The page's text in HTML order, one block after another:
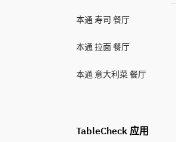
本通 寿司 餐厅
本通 拉面 餐厅
本通 意大利菜 餐厅
TableCheck 应用